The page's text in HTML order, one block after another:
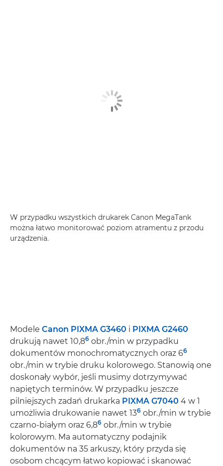
W przypadku wszystkich drukarek Canon MegaTank
można łatwo monitorować poziom atramentu z przodu
urządzenia.
Modele Canon PIXMA G3460 i PIXMA G2460
drukują nawet 10,86 obr./min w przypadku
dokumentów monochromatycznych oraz 66
obr./min w trybie druku kolorowego. Stanowią one
doskonały wybór, jeśli musimy dotrzymywać
napiętych terminów. W przypadku jeszcze
pilniejszych zadań drukarka PIXMA G7040 4 w 1
umożliwia drukowanie nawet 136 obr./min w trybie
czarno-białym oraz 6,86 obr./min w trybie
kolorowym. Ma automatyczny podajnik
dokumentów na 35 arkuszy, który przyda się
osobom chcącym łatwo kopiować i skanować